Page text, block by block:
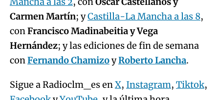
Carmen Martín; yCastilla-La Mancha a las 8,
conFrancisco Madinabeitia y Vega
Hernández; y las ediciones de fin de semana
conFernando ChamizoyRoberto Lancha.
Sigue a Radioclm_es enX, Instagram, Tiktok,